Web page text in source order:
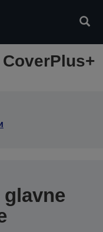
CoverPlus+